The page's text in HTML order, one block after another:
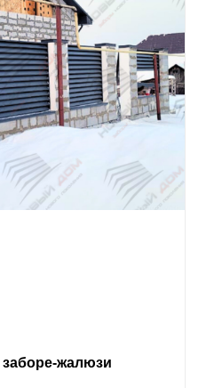
жалюзи